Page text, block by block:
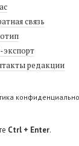
связь
экспорт
редакции
Ctrl + Enter.